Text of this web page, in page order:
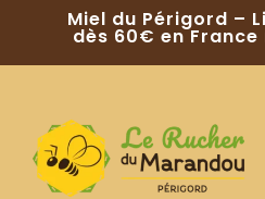
Miel du Périgord –
dès 60€ en